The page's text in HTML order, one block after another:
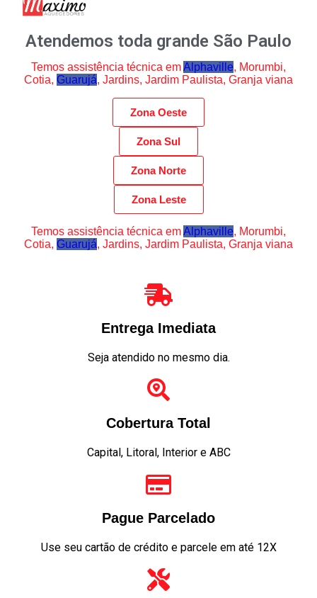
Atendemos toda grande São Paulo
Temos assistência técnica emAlphaville, Morumbi,
Cotia, Guarujá, Jardins, Jardim Paulista, Granja viana
Zona Oeste
Zona Sul
Zona Norte
Zona Leste
Temos assistência técnica emAlphaville, Morumbi,
Cotia, Guarujá, Jardins, Jardim Paulista, Granja viana
Entrega Imediata
Seja atendido no mesmo dia.
Cobertura Total
Capital, Litoral, Interior e ABC
Pague Parcelado
Use seu cartão de crédito e parcele em até 12X